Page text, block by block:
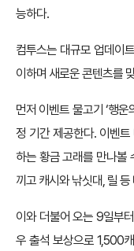
능하다.
컴투스는 대규모 업데이
이하며 새로운 콘텐츠를
먼저 이벤트 물고기 ‘행
정 기간 제공한다. 이벤
하는 황금 고래를 만나볼
끼고 캐시와 낚싯대, 릴
이와 더불어 오는 9일부
우 출석 보상으로 1,500